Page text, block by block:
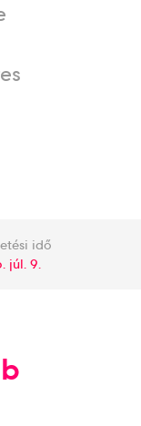
idő
júl. 9.